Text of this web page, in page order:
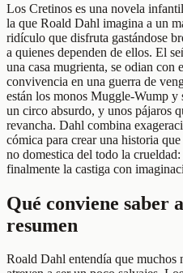
Los Cretinos es una novela
la que Roald Dahl imagina a un
ridículo que disfruta gastándose
a quienes dependen de ellos. El
una casa mugrienta, se odian con
convivencia en una guerra de
están los monos Muggle-Wump y
un circo absurdo, y unos pájaros
revancha. Dahl combina
cómica para crear una historia
no domestica del todo la
finalmente la castiga con
Qué conviene saber
resumen
Roald Dahl entendía que muchos